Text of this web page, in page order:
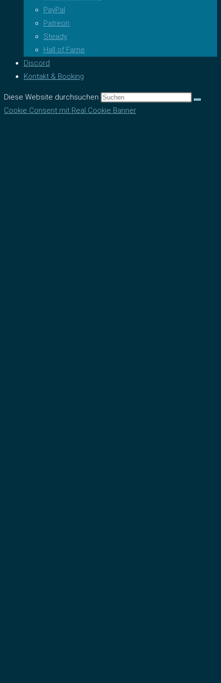
PayPal
Patreon
Steady
Hall of Fame
Discord
Kontakt & Booking
Diese Website durchsuchen
Cookie Consent mit Real Cookie Banner